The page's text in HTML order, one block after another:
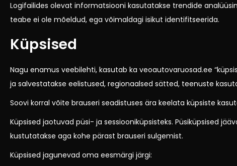
Logifailides olevat informatsiooni kasutatakse trendide
teabe ei ole mõeldud, ega võimaldagi isikut identifitseerida.
Küpsised
Nagu enamus veebilehti, kasutab ka veoautovaruosad.ee
ja salvestatakse eelistused, regionaalsed sätted, teenuste
Soovi korral võite brauseri seadistuses ära keelata küpsiste
Küpsised jaotuvad püsi- ja sessiooniküpsisteks. Püsiküpsised
kustutatakse aga kohe pärast brauseri sulgemist.
Küpsised jagunevad oma eesmärgi järgi: